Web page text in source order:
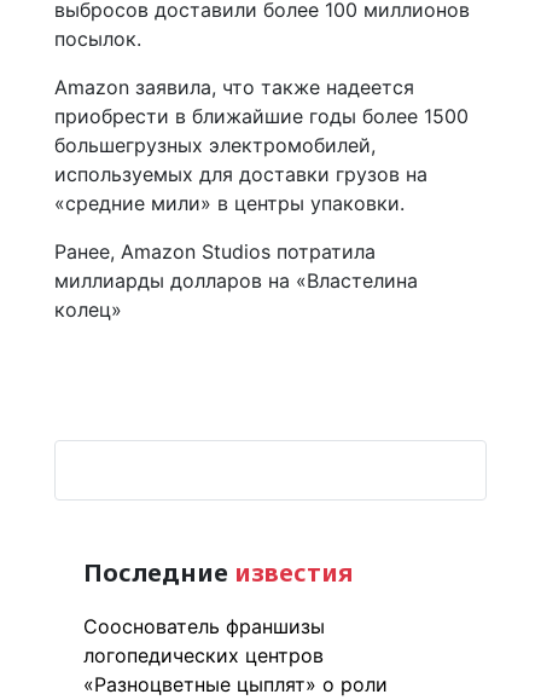
выбросов доставили более 100 миллионов
посылок.
Amazon заявила, что также надеется
приобрести в ближайшие годы более 1500
большегрузных электромобилей,
используемых для доставки грузов на
«средние мили» в центры упаковки.
Ранее, Amazon Studios потратила
миллиарды долларов на «Властелина
колец»
Последние известия
Сооснователь франшизы
логопедических центров
«Разноцветные цыплят» о роли